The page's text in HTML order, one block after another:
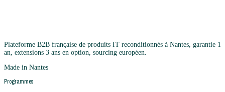
Plateforme B2B française de produits IT reconditionnés à Nantes, garantie 1
an, extensions 3 ans en option, sourcing européen.
Made in Nantes
Programmes